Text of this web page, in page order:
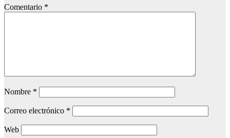
Comentario *
Nombre *
Correo electrónico *
Web